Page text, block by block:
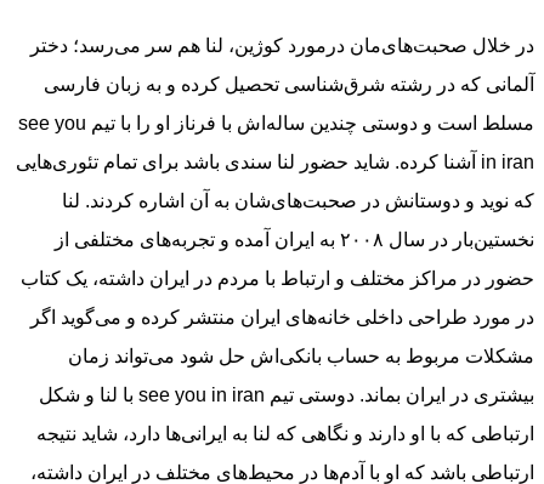
در خلال صحبت‌های‌مان درمورد کوژین، لنا هم سر می‌رسد؛ دختر
آلمانی که در رشته شرق‌شناسی تحصیل کرده و به زبان فارسی
مسلط است و دوستی چندین ساله‌اش با فرناز او را با تیم see you
in iran آشنا کرده. شاید حضور لنا سندی باشد برای تمام تئوری‌هایی
که نوید و دوستانش در صحبت‌های‌شان به آن اشاره کردند. لنا
نخستین‌بار در سال ٢٠٠٨ به ایران آمده و تجربه‌های مختلفی از
حضور در مراکز مختلف و ارتباط با مردم در ایران داشته، یک کتاب
در مورد طراحی داخلی خانه‌های ایران منتشر کرده و می‌گوید اگر
مشکلات مربوط به حساب بانکی‌اش حل شود می‌تواند زمان
بیشتری در ایران بماند. دوستی تیم see you in iran با لنا و شکل
ارتباطی که با او دارند و نگاهی که لنا به ایرانی‌ها دارد، شاید نتیجه
ارتباطی باشد که او با آدم‌ها در محیط‌های مختلف در ایران داشته،